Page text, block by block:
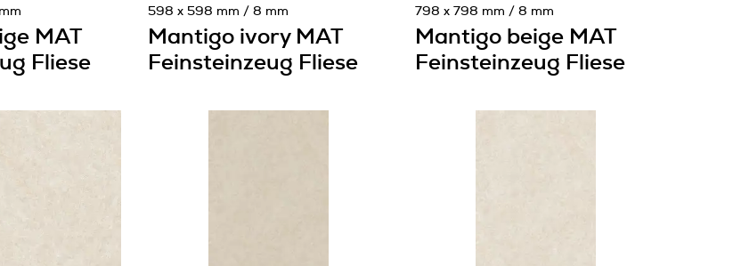
MAT
Fliese
Mantigo ivory MAT
Feinsteinzeug Fliese
598 x 598 mm / 8 mm
Mantigo beige MAT
Feinsteinzeug Fliese
798 x 798 mm / 8 mm